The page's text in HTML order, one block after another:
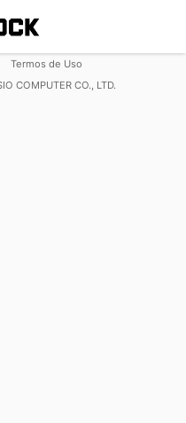
Termos de Uso
COMPUTER CO., LTD.